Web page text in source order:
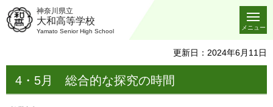
神奈川県立
大和高等学校
Yamato Senior High School
メニュー
更新日：2024年6月11日
4・5月 総合的な探究の時間